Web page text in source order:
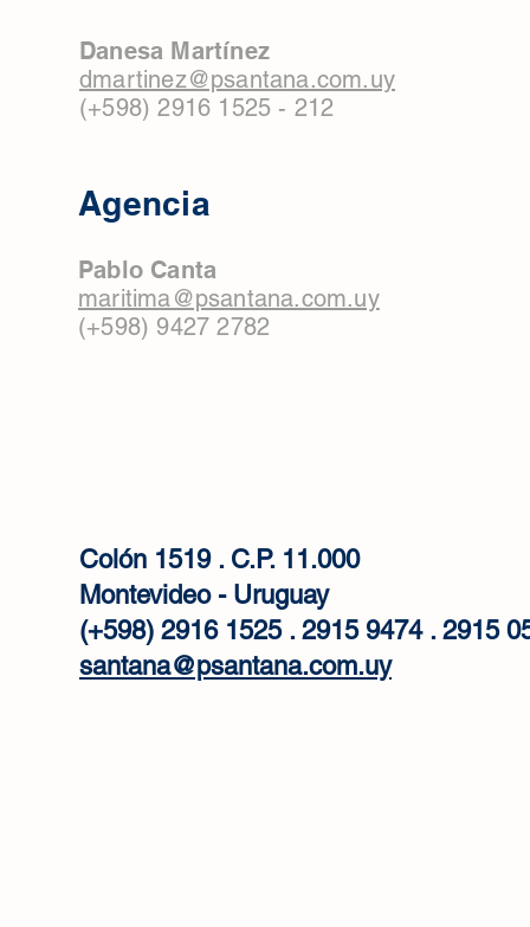
Danesa Martínez
dmartinez@psantana.com.uy
(+598) 2916 1525 - 212
Agencia
Pablo Canta
maritima@psantana.com.uy
(+598) 9427 2782
Colón 1519 . C.P. 11.000
Montevideo - Uruguay
(+598) 2916 1525 . 2915 9474 . 2915
santana@psantana.com.uy